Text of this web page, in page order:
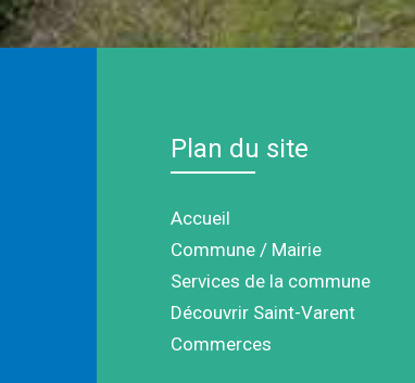
Plan du site
Accueil
Commune / Mairie
Services de la commune
Découvrir Saint-Varent
Commerces